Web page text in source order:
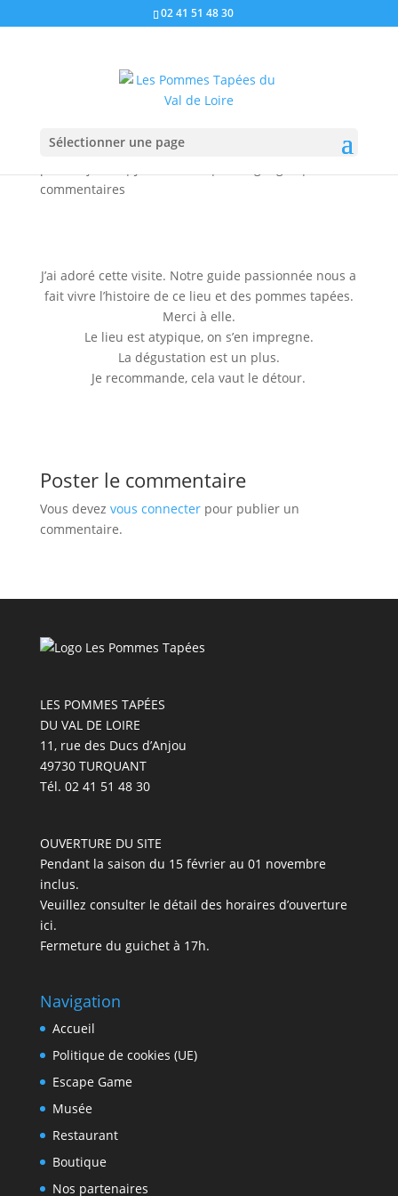
02 41 51 48 30
Sélectionner une page
Anthony Zanelli
commentaires
J’ai adoré cette visite. Notre guide passionnée nous a
fait vivre l’histoire de ce lieu et des pommes tapées.
Merci à elle.
Le lieu est atypique, on s’en impregne.
La dégustation est un plus.
Je recommande, cela vaut le détour.
Poster le commentaire
Vous devez vous connecterpour publier un
commentaire.
LES POMMES TAPÉES
DU VAL DE LOIRE
11, rue des Ducs d’Anjou
49730 TURQUANT
Tél. 02 41 51 48 30
OUVERTURE DU SITE
Pendant la saison du 15 février au 01 novembre
inclus.
Veuillez consulter le détail des horaires d’ouverture
ici.
Fermeture du guichet à 17h.
Navigation
Accueil
Politique de cookies (UE)
Escape Game
Musée
Restaurant
Boutique
Nos partenaires